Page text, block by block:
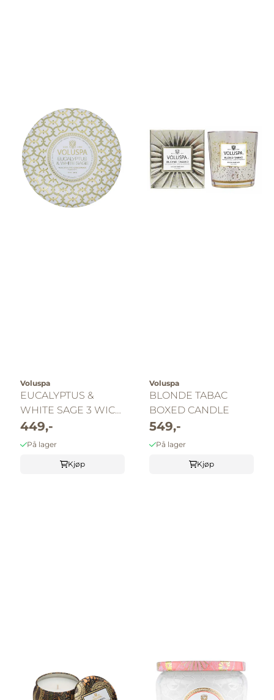
Voluspa
EUCALYPTUS &
WHITE SAGE 3 WICK
TIN CANDLE
449,-
På lager
Kjøp
Voluspa
BLONDE TABAC
BOXED CANDLE
549,-
På lager
Kjøp